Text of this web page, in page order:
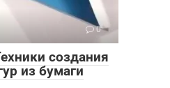
0
создания
из бумаги